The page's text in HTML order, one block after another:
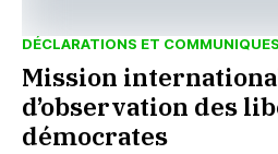
DÉCLARATIONS ET COMMUNIQUES
Mission
d’observation des
démocrates